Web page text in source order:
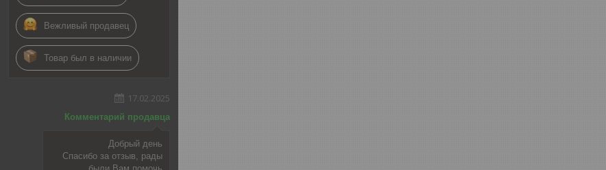
Вежливый продавец
Товар был в наличии
17.02.2025
Комментарий продавца
Добрый день
Спасибо за отзыв, рады